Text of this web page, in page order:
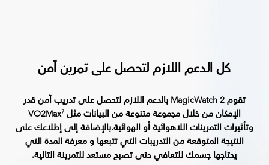
كل الدعم اللازم لتحصل على تمرين آمن
تقوم MagicWatch 2 بالدعم اللازم لتحصل على تدريب آمن قدر
الإمكان من خلال مجموعة متنوعة من البيانات مثل VO2Max7
وتأثيرات التمرينات اللاهوائية أو الهوائية.بالإضافة إلى إطلاعك على
النتيجة المتوقعة من التدريبات التي تتبعها و معرفة المدة التي
يحتاجها جسمك للتعافي حتى تصبح مستعد للتمرينة التالية.